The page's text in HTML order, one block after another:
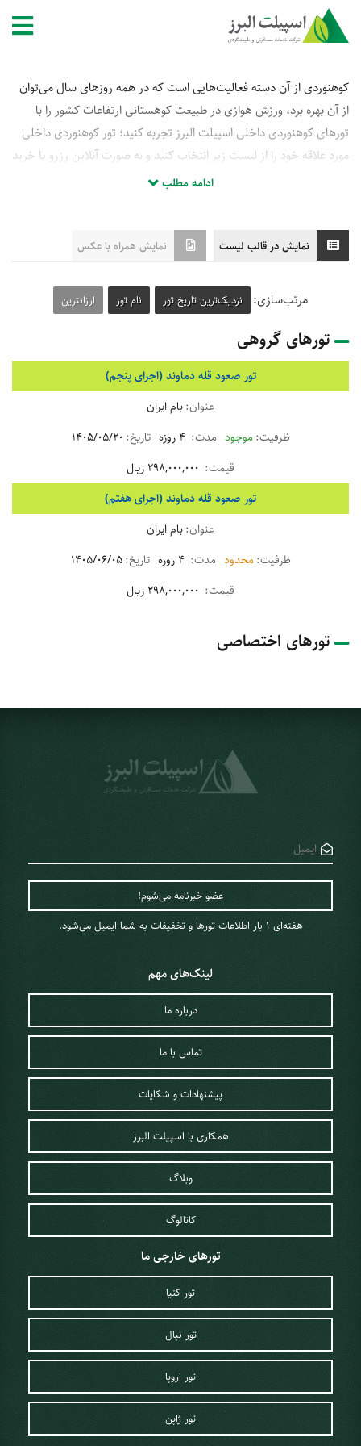
کوهنوردی از آن دسته فعالیت‌هایی است که در همه روزهای سال می‌توان
از آن بهره برد، ورزش هوازی در طبیعت کوهستانی ارتفاعات کشور را با
تورهای کوهنوردی داخلی اسپیلت البرز تجربه کنید؛ تور کوهنوردی داخلی
مورد علاقه خود را از لیست زیر انتخاب کنید و به صورت آنلاین رزرو یا خرید
ادامه مطلب
نمایش در قالب لیست نمایش همراه با عکس
مرتب‌سازی: نزدیک‌ترین تاریخ تور نام تور ارزانترین
تورهای گروهی
تور صعود قله دماوند (اجرای پنجم)
بام ایران
موجود
4 روزه
1405/05/20
تور صعود قله دماوند (اجرای هفتم)
بام ایران
محدود
4 روزه
1405/06/05
تورهای اختصاصی
هفته‌ای 1 ‌بار اطلاعات تورها و تخفیفات به شما ایمیل می‌شود.
لینک‌های مهم
درباره ما
تماس با ما
پیشنهادات و شکایات
همکاری با اسپیلت البرز
وبلاگ
کاتالوگ
تورهای خارجی ما
تور کنیا
تور نپال
تور اروپا
تور ژاپن